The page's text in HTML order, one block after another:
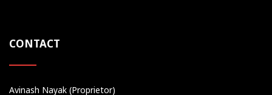
CONTACT
Avinash Nayak (Proprietor)